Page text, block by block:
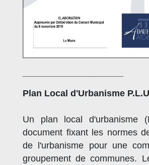
Plan Local d'Urbanisme
Un plan local d'urbanisme
document fixant les normes
de l'urbanisme pour une
groupement de communes.